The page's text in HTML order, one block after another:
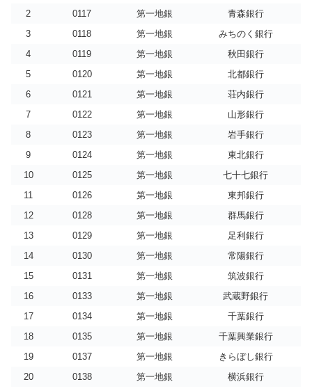
2
0117 第一地銀
青森銀行
3
0118 第一地銀
みちのく銀行
4
0119 第一地銀
秋田銀行
5
0120 第一地銀
北都銀行
6
0121 第一地銀
荘内銀行
7
0122 第一地銀
山形銀行
8
0123 第一地銀
岩手銀行
9
0124 第一地銀
東北銀行
10
0125 第一地銀
七十七銀行
11
0126 第一地銀
東邦銀行
12
0128 第一地銀
群馬銀行
13
0129 第一地銀
足利銀行
14
0130 第一地銀
常陽銀行
15
0131 第一地銀
筑波銀行
16
0133 第一地銀
武蔵野銀行
17
0134 第一地銀
千葉銀行
18
0135 第一地銀
千葉興業銀行
19
0137 第一地銀
きらぼし銀行
20
0138 第一地銀
横浜銀行